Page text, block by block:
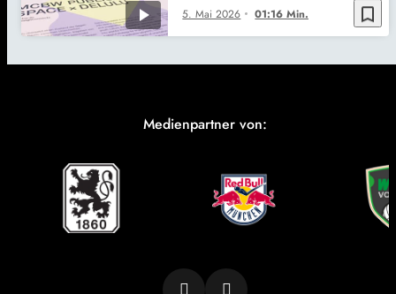
bookmark_border
5. Mai 2026 01:16 Min.
Medienpartner von: